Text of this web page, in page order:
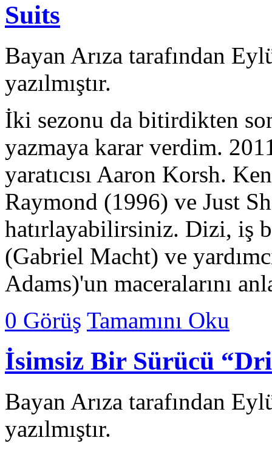
Suits
Bayan Arıza tarafından
yazılmıştır.
İki sezonu da bitirdikten
yazmaya karar verdim.
yaratıcısı Aaron Korsh.
Raymond (1996) ve Just
hatırlayabilirsiniz. Dizi, iş
(Gabriel Macht) ve
Adams)'un maceralarını
0 Görüş Tamamını Oku
İsimsiz Bir Sürücü
Bayan Arıza tarafından
yazılmıştır.